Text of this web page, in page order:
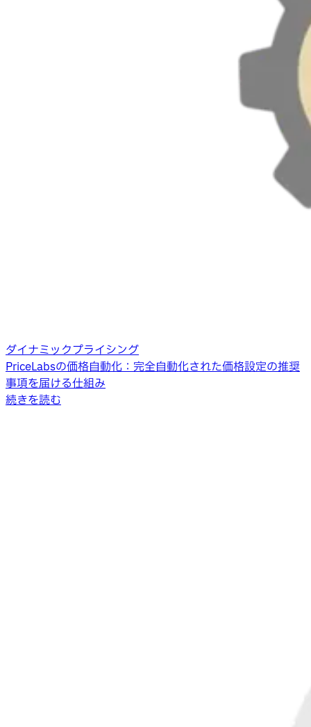
ダイナミックプライシング
PriceLabsの価格自動化：完全自動化された価格設定の推奨
事項を届ける仕組み
続きを読む